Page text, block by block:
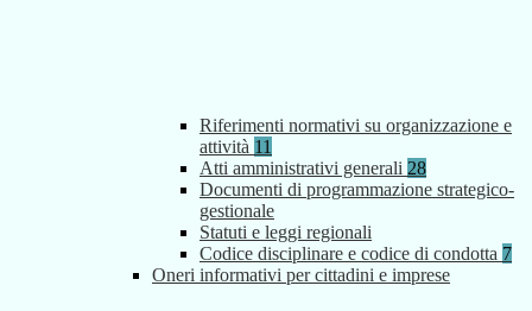
Riferimenti normativi su organizzazione e
attività 11
Atti amministrativi generali 28
Documenti di programmazione strategico-
gestionale
Statuti e leggi regionali
Codice disciplinare e codice di condotta 7
Oneri informativi per cittadini e imprese